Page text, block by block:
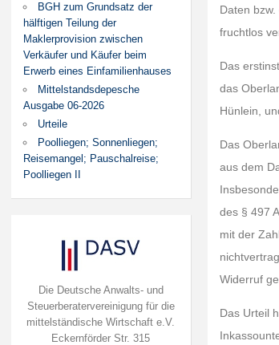
BGH zum Grundsatz der
hälftigen Teilung der
Maklerprovision zwischen
Verkäufer und Käufer beim
Erwerb eines Einfamilienhauses
Mittelstandsdepesche
Ausgabe 06-2026
Urteile
Poolliegen; Sonnenliegen;
Reisemangel; Pauschalreise;
Poolliegen II
Die Deutsche Anwalts- und
Steuerberatervereinigung für die
mittelständische Wirtschaft e.V.
Eckernförder Str. 315
Daten
fruchtlos
Das
das
Hünlein,
Das
aus dem
des § 497
mit der
Widerruf
Das Urteil